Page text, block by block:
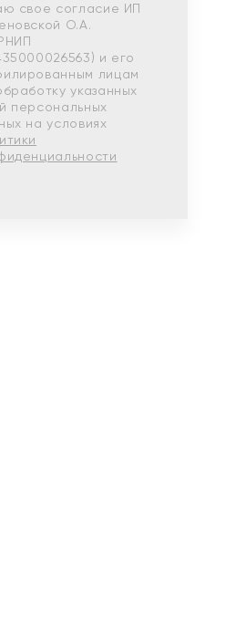
свое согласие ИП
О.А.
и его
лицам
указанных
персональных
на условиях